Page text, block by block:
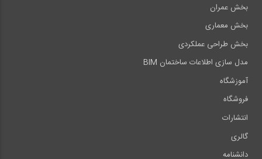
بخش عمران
بخش معماری
بخش طراحی عملکردی
مدل سازی اطلاعات ساختمان BIM
آموزشگاه
فروشگاه
انتشارات
گالری
دانشنامه